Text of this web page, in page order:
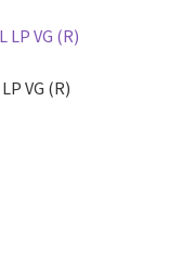
Sade – Promise Disc VINIL LP VG (R)